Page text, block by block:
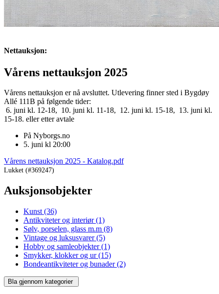
Nettauksjon:
Vårens nettauksjon 2025
Vårens nettauksjon er nå avsluttet. Utlevering finner sted i Bygdøy
Allé 111B på følgende tider:
15-18. eller etter avtale
På Nyborgs.no
5. juni kl 20:00
Vårens nettauksjon 2025 - Katalog.pdf
Lukket (#369247)
Auksjonsobjekter
Kunst (36)
Antikviteter og interiør(1)
Sølv, porselen, glass m.m (8)
Vintage og luksusvarer(5)
Hobby og samleobjekter(1)
Smykker, klokker og ur(15)
Bondeantikviteter og bunader(2)
Bla gjennom kategorier